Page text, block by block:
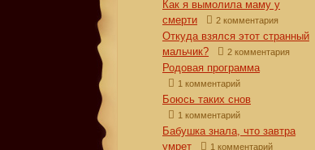
Как я вымолила маму у
смерти
2 комментария
Откуда взялся этот странный
мальчик?
2 комментария
Родовая программа
1 комментарий
Боюсь таких снов
1 комментарий
Бабушка знала, что завтра
умрет
1 комментарий